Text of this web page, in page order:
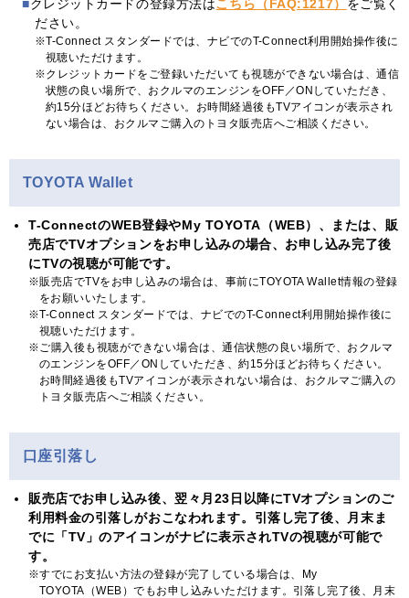
クレジットカードの登録方法はこちら（FAQ:1217） をご覧く
ださい。
T-Connect スタンダードでは、ナビでのT-Connect利用開始操作後に
視聴いただけます。
クレジットカードをご登録いただいても視聴ができない場合は、通信
状態の良い場所で、おクルマのエンジンをOFF／ONしていただき、
約15分ほどお待ちください。お時間経過後もTVアイコンが表示され
ない場合は、おクルマご購入のトヨタ販売店へご相談ください。
TOYOTA Wallet
T-ConnectのWEB登録やMy TOYOTA（WEB）、または、販
売店でTVオプションをお申し込みの場合、お申し込み完了後
にTVの視聴が可能です。
販売店でTVをお申し込みの場合は、事前にTOYOTA Wallet情報の登録
をお願いいたします。
T-Connect スタンダードでは、ナビでのT-Connect利用開始操作後に
視聴いただけます。
ご購入後も視聴ができない場合は、通信状態の良い場所で、おクルマ
のエンジンをOFF／ONしていただき、約15分ほどお待ちください。
お時間経過後もTVアイコンが表示されない場合は、おクルマご購入の
トヨタ販売店へご相談ください。
口座引落し
販売店でお申し込み後、翌々月23日以降にTVオプションのご
利用料金の引落しがおこなわれます。引落し完了後、月末ま
でに「TV」のアイコンがナビに表示されTVの視聴が可能で
す。
すでにお支払い方法の登録が完了している場合は、My
TOYOTA（WEB）でもお申し込みいただけます。引落し完了後、月末